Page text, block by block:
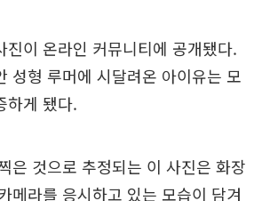
진이 온라인 커뮤니티에 공개됐다.
성형 루머에 시달려온 아이유는 모
하게 됐다.
은 것으로 추정되는 이 사진은 화장
메라를 응시하고 있는 모습이 담겨